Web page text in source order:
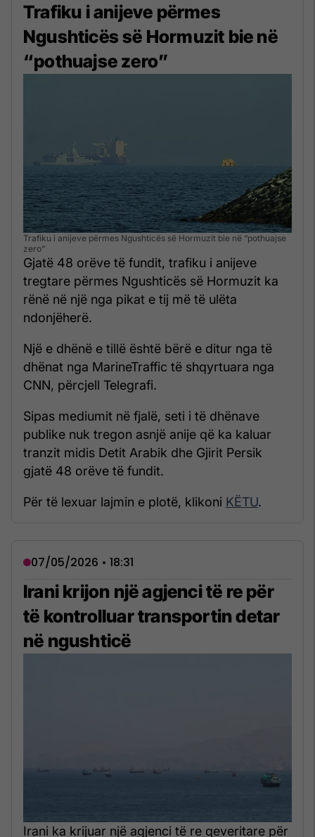
Trafiku i anijeve përmes
Ngushticës së Hormuzit bie në
“pothuajse zero”
Trafiku i anijeve përmes Ngushticës së Hormuzit bie në “pothuajse
zero”
Gjatë 48 orëve të fundit, trafiku i anijeve
tregtare përmes Ngushticës së Hormuzit ka
rënë në një nga pikat e tij më të ulëta
ndonjëherë.
Një e dhënë e tillë është bërë e ditur nga të
dhënat nga MarineTraffic të shqyrtuara nga
CNN, përcjell Telegrafi.
Sipas mediumit në fjalë, seti i të dhënave
publike nuk tregon asnjë anije që ka kaluar
tranzit midis Detit Arabik dhe Gjirit Persik
gjatë 48 orëve të fundit.
Për të lexuar lajmin e plotë, klikoni KËTU.
07/05/2026 • 18:31
Irani krijon një agjenci të re për
të kontrolluar transportin detar
në ngushticë
Irani ka krijuar një agjenci të re qeveritare për